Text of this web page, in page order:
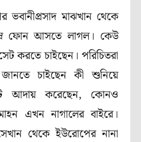
ভবানীপ্রসাদ মাঝখান থেকে
ফোন আসতে লাগল। কেউ
করতে চাইছেন। পরিচিতরা
চাইছেন কী শুনিয়ে
আদায় করেছেন, কোনও
এখন নাগালের বাইরে।
থেকে ইউরোপের নানা